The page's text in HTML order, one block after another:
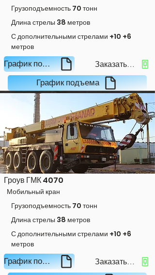
Грузоподъемность 70 тонн
Длина стрелы 38 метров
С дополнительными стрелами +10 +6
метров
График подъема
Заказать кран
График подъема
Гроув ГМК 4070
Мобильный кран
Грузоподъемность 70 тонн
Длина стрелы 38 метров
С дополнительными стрелами +10 +6
метров
График подъема
Заказать кран